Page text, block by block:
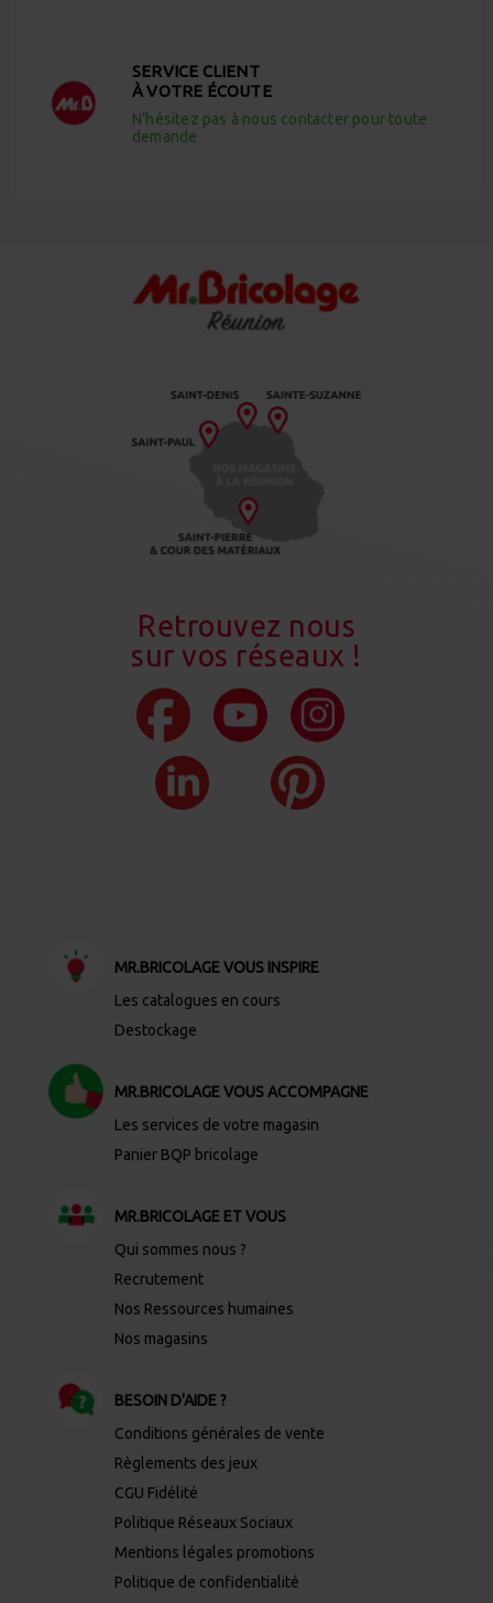
SERVICE CLIENT
À VOTRE ÉCOUTE
N’hésitez pas à nous contacter pour toute
demande
Retrouvez nous
sur vos réseaux !
MR.BRICOLAGE VOUS INSPIRE
Les catalogues en cours
Destockage
MR.BRICOLAGE VOUS ACCOMPAGNE
Les services de votre magasin
Panier BQP bricolage
MR.BRICOLAGE ET VOUS
Qui sommes nous ?
Recrutement
Nos Ressources humaines
Nos magasins
BESOIN D'AIDE ?
Conditions générales de vente
Règlements des jeux
CGU Fidélité
Politique Réseaux Sociaux
Mentions légales promotions
Politique de confidentialité